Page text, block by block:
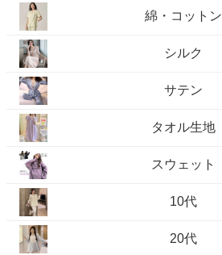
綿・コットン
シルク
サテン
タオル生地
スウェット
10代
20代